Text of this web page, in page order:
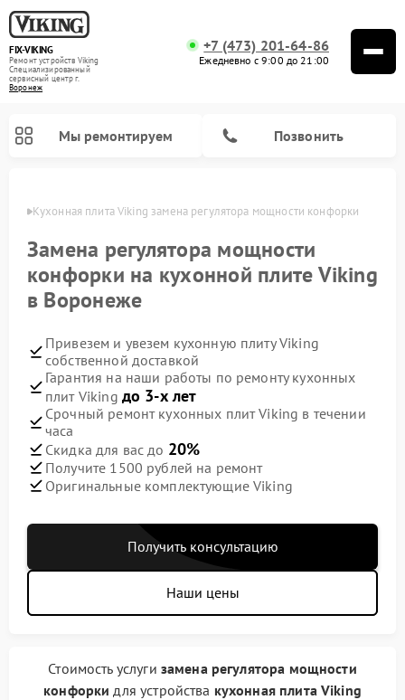
FIX-VIKING
Ремонт устройств Viking
Специализированный
cервисный центр г.
Воронеж
+7 (473) 201-64-86
Ежедневно с 9:00 до 21:00
Мы ремонтируем Позвонить
Кухонная плита Viking замена регулятора мощности конфорки
Замена регулятора мощности
конфорки на кухонной плите Viking
в Воронеже
Привезем и увезем кухонную плиту Viking
собственной доставкой
Гарантия на наши работы по ремонту кухонных
плит Viking до 3-х лет
Срочный ремонт кухонных плит Viking в течении
часа
Скидка для вас до 20%
Получите 1500 рублей на ремонт
Оригинальные комплектующие Viking
Получить консультацию
Наши цены
Стоимость услуги замена регулятора мощности
конфорки для устройства кухонная плита Viking